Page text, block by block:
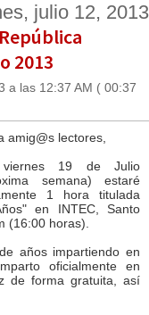
julio 12, 2013
2013
a las 12:37 AM ( 00:37
amig@s lectores,
19 de Julio
semana) estaré
1 hora titulada
en INTEC, Santo
(16:00 horas).
años impartiendo en
oficialmente en
de forma gratuita, así